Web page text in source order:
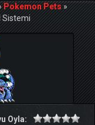
Pokemon Pets»
Sistemi
Oyla: